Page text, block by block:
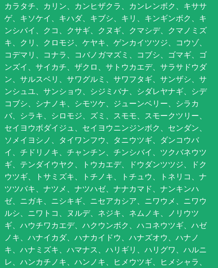
カラタチ、カリン、カンヒザクラ、カンレンボク、キササ
ゲ、キソケイ、キハダ、キブシ、キリ、キンギンボク、キ
ンシバイ、クコ、クサギ、クヌギ、クマシデ、クマノミズ
キ、クリ、クロモジ、ケヤキ、ゲンカイツツジ、コウゾ、
コデマリ、コナラ、コバノガマズミ、コブシ、ゴマギ、ゴ
ンズイ、サイカチ、ザクロ、サトウカエデ、サラサドウダ
ン、サルスベリ、サワグルミ、サワフタギ、サンザシ、サ
ンシュユ、サンショウ、シジミバナ、シダレヤナギ、シデ
コブシ、シナノキ、シモツケ、ジューンベリー、シラカ
バ、シラキ、シロモジ、ズミ、スモモ、スモークツリー、
セイヨウボダイジュ、セイヨウニンジンボク、センダン、
ソメイヨシノ、タイワンフウ、タニウツギ、ダンコウバ
イ、チドリノキ、チャンチン、チンシバイ、ツクバネウツ
ギ、テンダイウヤク、トウカエデ、ドウダンツツジ、ドク
ウツギ、トサミズキ、トチノキ、トチュウ、トネリコ、ナ
ツツバキ、ナツメ、ナツハゼ、ナナカマド、ナンキンハ
ゼ、ニガキ、ニシキギ、ニセアカシア、ニワウメ、ニワウ
ルシ、ニワトコ、ヌルデ、ネジキ、ネムノキ、ノリウツ
ギ、ハウチワカエデ、ハクウンボク、ハコネウツギ、ハゼ
ノキ、ハナイカダ、ハナカイドウ、ハナズオウ、ハナノ
キ、ハナミズキ、ハマナス、ハリギリ、ハリグワ、ハルニ
レ、ハンカチノキ、ハンノキ、ヒメウツギ、ヒメシャラ、